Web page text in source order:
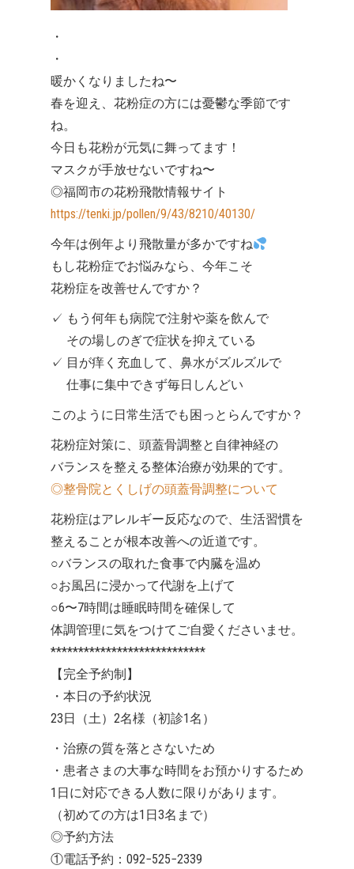
・
・
暖かくなりましたね〜
春を迎え、花粉症の方には憂鬱な季節です
ね。
今日も花粉が元気に舞ってます！
マスクが手放せないですね〜
◎福岡市の花粉飛散情報サイト
https://tenki.jp/pollen/9/43/8210/40130/
今年は例年より飛散量が多かですね
もし花粉症でお悩みなら、今年こそ
花粉症を改善せんですか？
✓ もう何年も病院で注射や薬を飲んで
その場しのぎで症状を抑えている
✓ 目が痒く充血して、鼻水がズルズルで
仕事に集中できず毎日しんどい
このように日常生活でも困っとらんですか？
花粉症対策に、頭蓋骨調整と自律神経の
バランスを整える整体治療が効果的です。
◎整骨院とくしげの頭蓋骨調整について
花粉症はアレルギー反応なので、生活習慣を
整えることが根本改善への近道です。
○バランスの取れた食事で内臓を温め
○お風呂に浸かって代謝を上げて
○6〜7時間は睡眠時間を確保して
体調管理に気をつけてご自愛くださいませ。
****************************
【完全予約制】
・本日の予約状況
23日（土）2名様（初診1名）
・治療の質を落とさないため
・患者さまの大事な時間をお預かりするため
1日に対応できる人数に限りがあります。
（初めての方は1日3名まで）
◎予約方法
①電話予約：092−525−2339